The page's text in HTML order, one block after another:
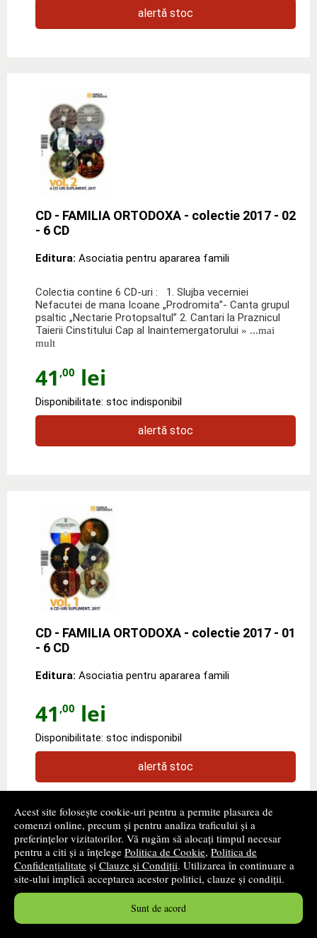
Acest site folosește cookie-uri pentru a permite plasarea de
comenzi online, precum și pentru analiza traficului și a
preferințelor vizitatorilor. Vă rugăm să alocați timpul necesar
pentru a citi și a înțelege Politica de Cookie, Politica de
Confidențialitate și Clauze și Condiții. Utilizarea în continuare a
site-ului implică acceptarea acestor politici, clauze și condiții.
Sunt de acord
alertă stoc
CD - FAMILIA ORTODOXA - colectie 2017 - 02
- 6 CD
Editura: Asociatia pentru apararea famili
Colectia contine 6 CD-uri : 1. Slujba vecerniei
Nefacutei de mana Icoane „Prodromita”- Canta grupul
psaltic „Nectarie Protopsaltul” 2. Cantari la Praznicul
Taierii Cinstitului Cap al Inaintemergatorului » ...mai
mult
41 ,00 lei
Disponibilitate: stoc indisponibil
alertă stoc
CD - FAMILIA ORTODOXA - colectie 2017 - 01
- 6 CD
Editura: Asociatia pentru apararea famili
41 ,00 lei
Disponibilitate: stoc indisponibil
alertă stoc
‹ pagina precedentă
1 ... 71 72 73 ... 259
pagina următoare ›
1705 - 1728 din 6204